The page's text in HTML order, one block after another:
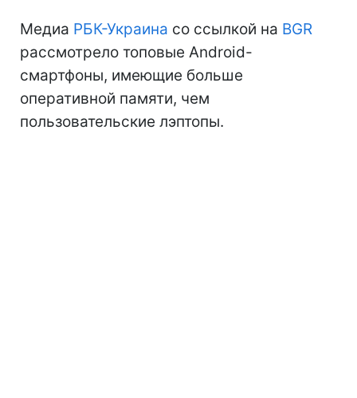
Медиа РБК-Украина со ссылкой на BGR
рассмотрело топовые Android-
смартфоны, имеющие больше
оперативной памяти, чем
пользовательские лэптопы.